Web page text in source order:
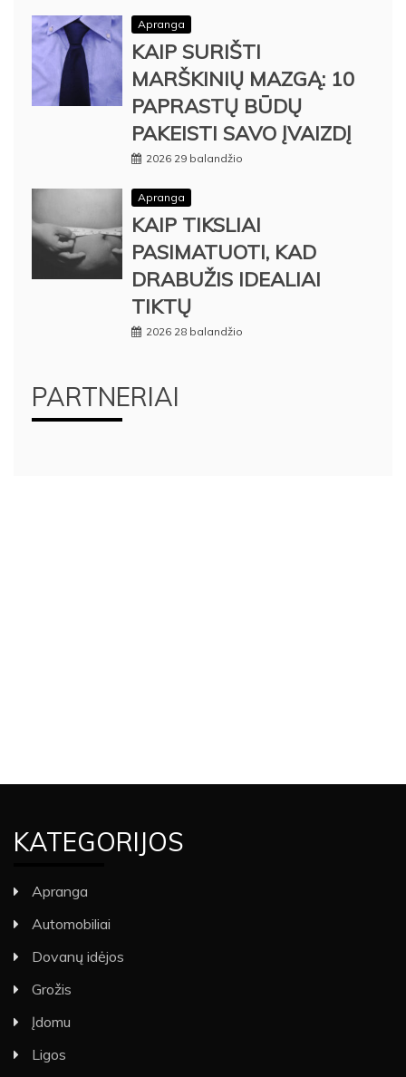
Apranga
KAIP SURIŠTI
MARŠKINIŲ MAZGĄ: 10
PAPRASTŲ BŪDŲ
PAKEISTI SAVO ĮVAIZDĮ
2026 29 balandžio
Apranga
KAIP TIKSLIAI
PASIMATUOTI, KAD
DRABUŽIS IDEALIAI
TIKTŲ
2026 28 balandžio
PARTNERIAI
KATEGORIJOS
Apranga
Automobiliai
Dovanų idėjos
Grožis
Įdomu
Ligos